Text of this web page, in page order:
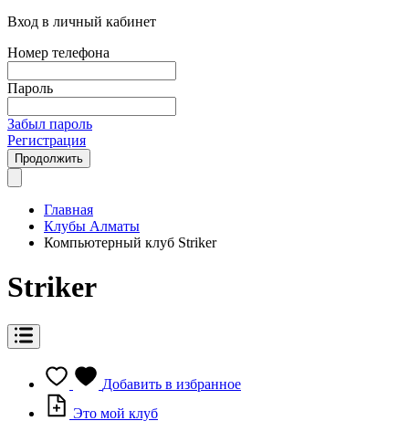
Вход в личный кабинет
Номер телефона
Пароль
Забыл пароль
Регистрация
Продолжить
Главная
Клубы Алматы
Компьютерный клуб Striker
Striker
Добавить в избранное
Это мой клуб